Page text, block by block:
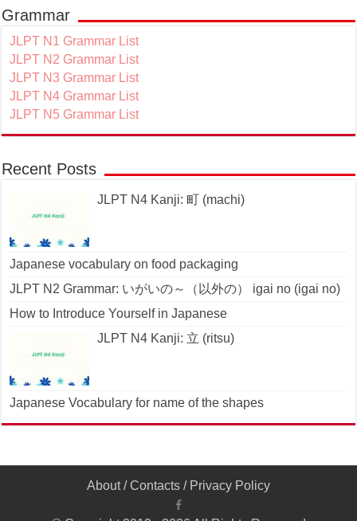
Grammar
JLPT N1 Grammar List
JLPT N2 Grammar List
JLPT N3 Grammar List
JLPT N4 Grammar List
JLPT N5 Grammar List
Recent Posts
JLPT N4 Kanji: 町 (machi)
Japanese vocabulary on food packaging
JLPT N2 Grammar: いがいの～（以外の） igai no (igai no)
How to Introduce Yourself in Japanese
JLPT N4 Kanji: 立 (ritsu)
Japanese Vocabulary for name of the shapes
About/Contacts / Privacy Policy